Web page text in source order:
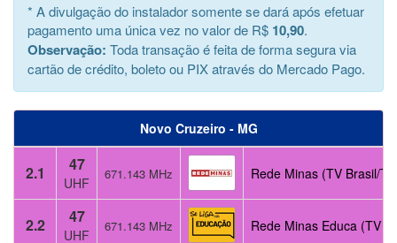
* A divulgação do instalador somente se dará após efetuar
pagamento uma única vez no valor de R$ 10,90.
Observação: Toda transação é feita de forma segura via
cartão de crédito, boleto ou PIX através do Mercado Pago.
Novo Cruzeiro - MG
2.1 47
UHF
671.143 MHz Rede Minas (TV Brasil/
2.2 47
UHF
671.143 MHz Rede Minas Educa (TV